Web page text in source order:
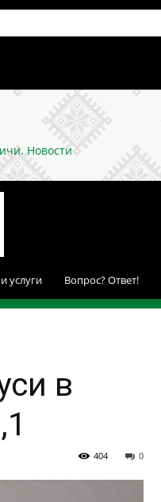
Новости
услуги Вопрос? Ответ!
в
0
404